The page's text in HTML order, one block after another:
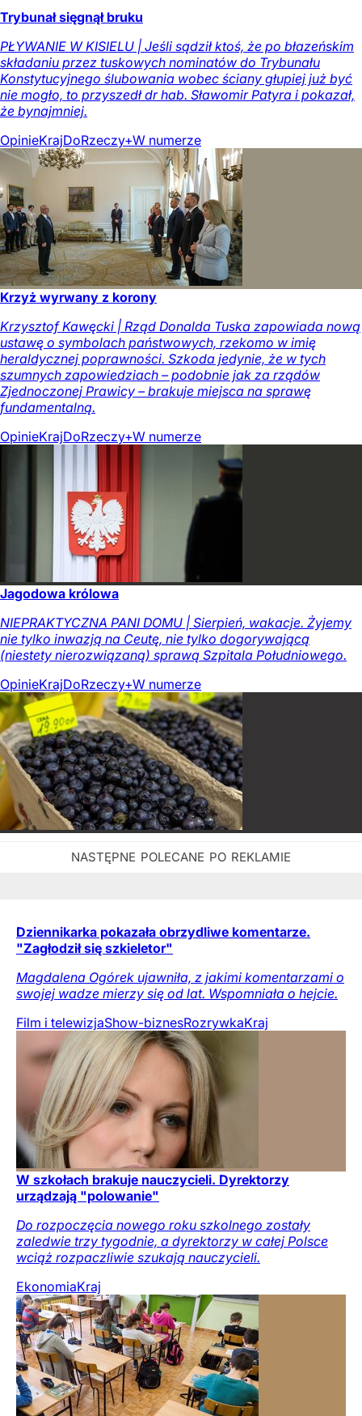
Trybunał sięgnął bruku
PŁYWANIE W KISIELU | Jeśli sądził ktoś, że po błazeńskim
składaniu przez tuskowych nominatów do Trybunału
Konstytucyjnego ślubowania wobec ściany głupiej już być
nie mogło, to przyszedł dr hab. Sławomir Patyra i pokazał,
że bynajmniej.
OpinieKrajDoRzeczy+W numerze
Krzyż wyrwany z korony
Krzysztof Kawęcki | Rząd Donalda Tuska zapowiada nową
ustawę o symbolach państwowych, rzekomo w imię
heraldycznej poprawności. Szkoda jedynie, że w tych
szumnych zapowiedziach – podobnie jak za rządów
Zjednoczonej Prawicy – brakuje miejsca na sprawę
fundamentalną.
OpinieKrajDoRzeczy+W numerze
Jagodowa królowa
NIEPRAKTYCZNA PANI DOMU | Sierpień, wakacje. Żyjemy
nie tylko inwazją na Ceutę, nie tylko dogorywającą
(niestety nierozwiązaną) sprawą Szpitala Południowego.
OpinieKrajDoRzeczy+W numerze
Dziennikarka pokazała obrzydliwe komentarze.
"Zagłodził się szkieletor"
Magdalena Ogórek ujawniła, z jakimi komentarzami o
swojej wadze mierzy się od lat. Wspomniała o hejcie.
Film i telewizjaShow-biznesRozrywkaKraj
W szkołach brakuje nauczycieli. Dyrektorzy
urządzają "polowanie"
Do rozpoczęcia nowego roku szkolnego zostały
zaledwie trzy tygodnie, a dyrektorzy w całej Polsce
wciąż rozpaczliwie szukają nauczycieli.
EkonomiaKraj